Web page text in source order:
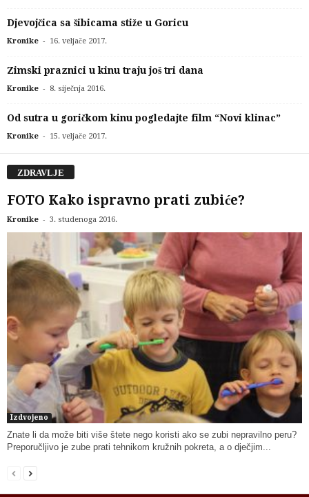
Djevojčica sa šibicama stiže u Goricu
Kronike - 16. veljače 2017.
Zimski praznici u kinu traju još tri dana
Kronike - 8. siječnja 2016.
Od sutra u goričkom kinu pogledajte film “Novi klinac”
Kronike - 15. veljače 2017.
ZDRAVLJE
FOTO Kako ispravno prati zubiće?
Kronike - 3. studenoga 2016.
Izdvojeno
Znate li da može biti više štete nego koristi ako se zubi nepravilno peru?
Preporučljivo je zube prati tehnikom kružnih pokreta, a o dječjim...